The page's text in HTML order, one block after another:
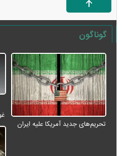
گوناگون
تحریم‌های جدید آمریکا علیه ایران